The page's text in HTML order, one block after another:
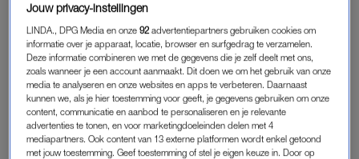
JEUGDZORG
Sinds de gemeenten in 2015 verantwoordelijk zijn voor de
jeugdzorg zijn er eindeloze wachtlijsten. Kwetsbare kinderen
krijgen nu niet de zorg die ze nodig hebben. Dat is ook niet
raar, zegt FNV Jeugdzorg-bestuurder Maaike van der Aar:
“Want die expertise hebben de gemeenten zelf niet in huis.”
Jouw privacy-instellingen
LINDA., DPG Media en onze92 advertentiepartners gebruiken cookies om
informatie over je apparaat, locatie, browser en surfgedrag te verzamelen.
Deze informatie combineren we met de gegevens die je zelf deelt met ons,
zoals wanneer je een account aanmaakt. Dit doen we om het gebruik van onze
media te analyseren en onze websites en apps te verbeteren. Daarnaast
kunnen we, als je hier toestemming voor geeft, je gegevens gebruiken om onze
content, communicatie en aanbod te personaliseren en je relevante
advertenties te tonen, en voor marketingdoeleinden delen met 4
mediapartners. Ook content van 13 externe platformen wordt enkel getoond
met jouw toestemming. Geef toestemming of stel je eigen keuze in. Door op